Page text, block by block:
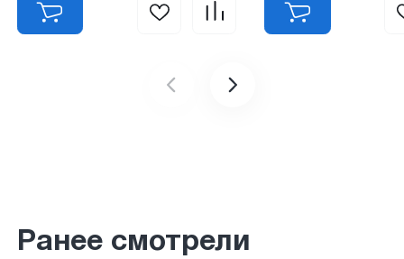
Ранее смотрели